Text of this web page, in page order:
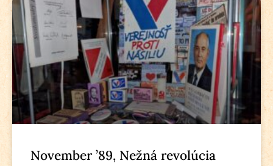
November ’89, Nežná revolúcia